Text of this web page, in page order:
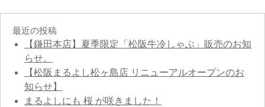
最近の投稿
【鎌田本店】夏季限定「松阪牛冷しゃぶ」販売のお知
らせ。
【松阪まるよし松ヶ島店 リニューアルオープンのお
知らせ】
まるよしにも 桜 が咲きました！